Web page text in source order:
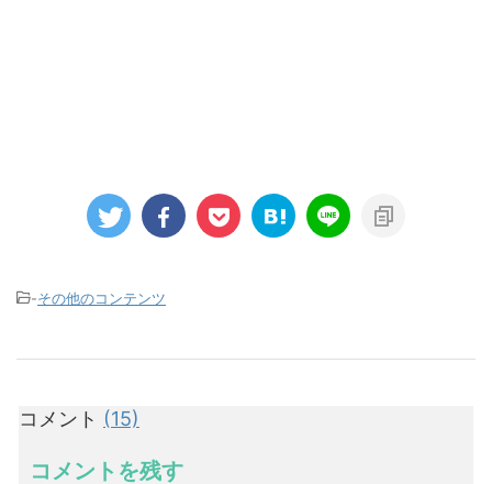
-その他のコンテンツ
コメント (15)
コメントを残す